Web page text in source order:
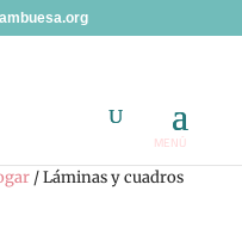
/ Láminas y cuadros